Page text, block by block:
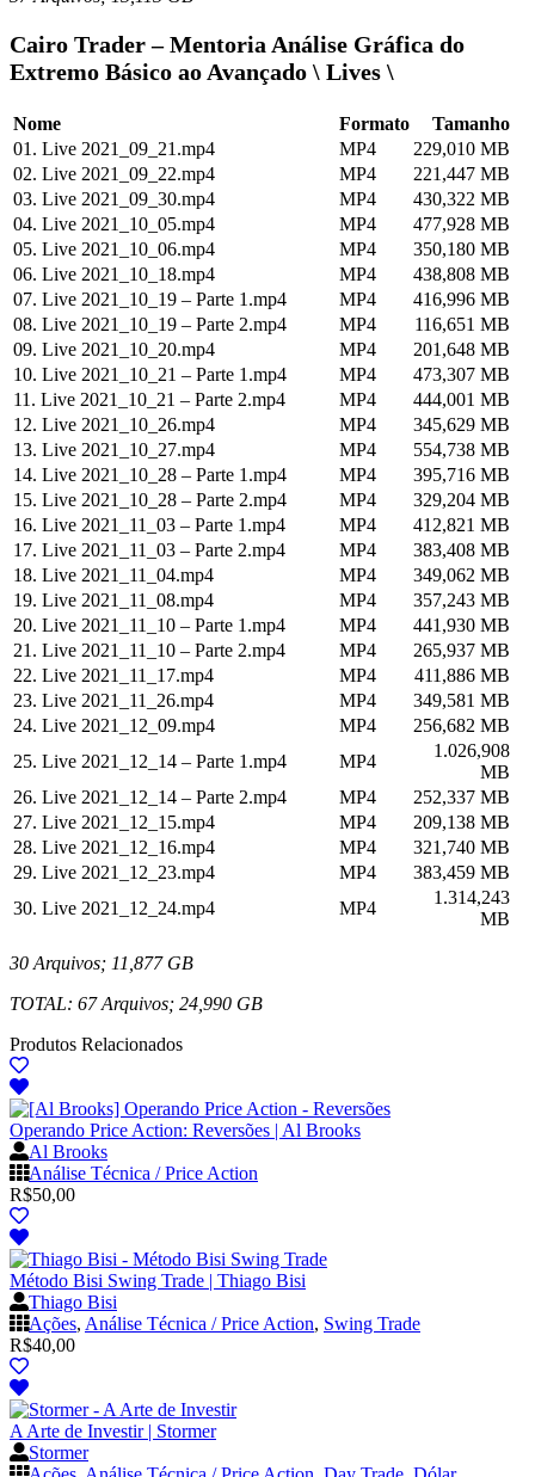
Cairo Trader – Mentoria Análise Gráfica do
Extremo Básico ao Avançado \ Lives \
Nome Formato
Tamanho
01. Live 2021_09_21.mp4
MP4
229,010 MB
02. Live 2021_09_22.mp4
MP4
221,447 MB
03. Live 2021_09_30.mp4
MP4
430,322 MB
04. Live 2021_10_05.mp4
MP4
477,928 MB
05. Live 2021_10_06.mp4
MP4
350,180 MB
06. Live 2021_10_18.mp4
MP4
438,808 MB
07. Live 2021_10_19 – Parte 1.mp4
MP4
416,996 MB
08. Live 2021_10_19 – Parte 2.mp4
MP4
116,651 MB
09. Live 2021_10_20.mp4
MP4
201,648 MB
10. Live 2021_10_21 – Parte 1.mp4
MP4
473,307 MB
11. Live 2021_10_21 – Parte 2.mp4
MP4
444,001 MB
12. Live 2021_10_26.mp4
MP4
345,629 MB
13. Live 2021_10_27.mp4
MP4
554,738 MB
14. Live 2021_10_28 – Parte 1.mp4
MP4
395,716 MB
15. Live 2021_10_28 – Parte 2.mp4
MP4
329,204 MB
16. Live 2021_11_03 – Parte 1.mp4
MP4
412,821 MB
17. Live 2021_11_03 – Parte 2.mp4
MP4
383,408 MB
18. Live 2021_11_04.mp4
MP4
349,062 MB
19. Live 2021_11_08.mp4
MP4
357,243 MB
20. Live 2021_11_10 – Parte 1.mp4
MP4
441,930 MB
21. Live 2021_11_10 – Parte 2.mp4
MP4
265,937 MB
22. Live 2021_11_17.mp4
MP4
411,886 MB
23. Live 2021_11_26.mp4
MP4
349,581 MB
24. Live 2021_12_09.mp4
MP4
256,682 MB
25. Live 2021_12_14 – Parte 1.mp4
MP4
1.026,908
MB
26. Live 2021_12_14 – Parte 2.mp4
MP4
252,337 MB
27. Live 2021_12_15.mp4
MP4
209,138 MB
28. Live 2021_12_16.mp4
MP4
321,740 MB
29. Live 2021_12_23.mp4
MP4
383,459 MB
30. Live 2021_12_24.mp4
MP4
1.314,243
MB
30 Arquivos; 11,877 GB
TOTAL: 67 Arquivos; 24,990 GB
Produtos Relacionados
Operando Price Action: Reversões | Al Brooks
Al Brooks
Análise Técnica / Price Action
R$50,00
Método Bisi Swing Trade | Thiago Bisi
Thiago Bisi
Ações, Análise Técnica / Price Action, Swing Trade
R$40,00
A Arte de Investir | Stormer
Stormer